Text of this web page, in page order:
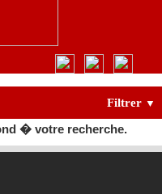
Filtrer ▼
� votre recherche.